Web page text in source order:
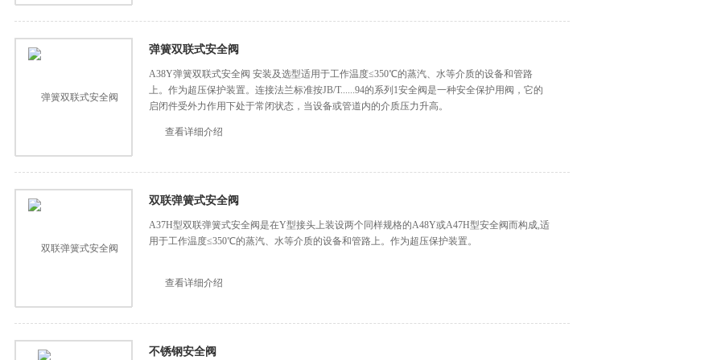
弹簧双联式安全阀
A38Y弹簧双联式安全阀 安装及选型适用于工作温度≤350℃的蒸汽、水等介质的设备和管路
上。作为超压保护装置。连接法兰标准按JB/T......94的系列1安全阀是一种安全保护用阀，它的
启闭件受外力作用下处于常闭状态，当设备或管道内的介质压力升高。
查看详细介绍
双联弹簧式安全阀
A37H型双联弹簧式安全阀是在Y型接头上装设两个同样规格的A48Y或A47H型安全阀而构成,适
用于工作温度≤350℃的蒸汽、水等介质的设备和管路上。作为超压保护装置。
查看详细介绍
不锈钢安全阀